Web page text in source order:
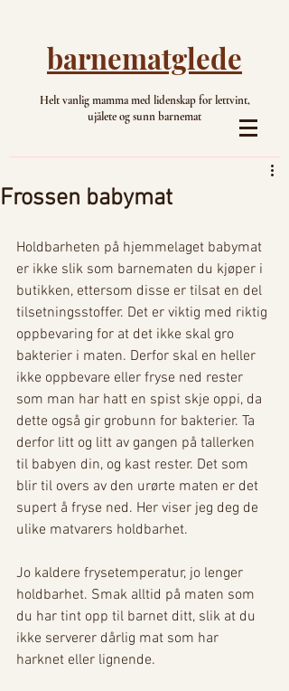
barnematglede
Helt vanlig mamma med lidenskap for lettvint,
ujålete og sunn barnemat
Frossen babymat
Holdbarheten på hjemmelaget babymat
er ikke slik som barnematen du kjøper i
butikken, ettersom disse er tilsat en del
tilsetningsstoffer. Det er viktig med riktig
oppbevaring for at det ikke skal gro
bakterier i maten. Derfor skal en heller
ikke oppbevare eller fryse ned rester
som man har hatt en spist skje oppi, da
dette også gir grobunn for bakterier. Ta
derfor litt og litt av gangen på tallerken
til babyen din, og kast rester. Det som
blir til overs av den urørte maten er det
supert å fryse ned. Her viser jeg deg de
ulike matvarers holdbarhet.
Jo kaldere frysetemperatur, jo lenger
holdbarhet. Smak alltid på maten som
du har tint opp til barnet ditt, slik at du
ikke serverer dårlig mat som har
harknet eller lignende.